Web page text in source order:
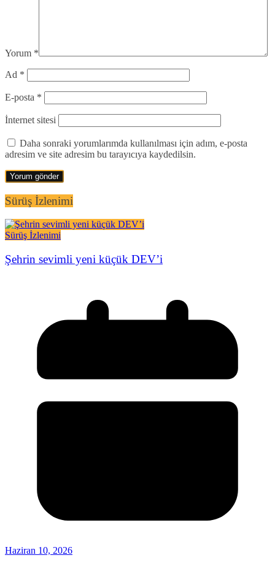
Yorum *
Ad *
E-posta *
İnternet sitesi
Daha sonraki yorumlarımda kullanılması için adım, e-posta
adresim ve site adresim bu tarayıcıya kaydedilsin.
Sürüş İzlenimi
Sürüş İzlenimi
Şehrin sevimli yeni küçük DEV’i
Haziran 10, 2026